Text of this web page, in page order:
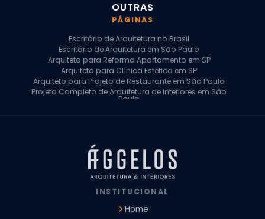
OUTRAS
PÁGINAS
Escritório de Arquitetura no Brasil
Escritório de Arquitetura em São Paulo
Arquiteto para Reforma Apartamento em SP
Arquiteto para Clínica Estética em SP
Arquiteto para Projeto de Restaurante em São Paulo
Projeto Completo de Arquitetura de Interiores em São
Paulo
Arquiteto para Projeto Comercial em São Paulo
Arquiteto Comercial
Arquiteto para Reforma de Apartamento
Arquiteto para Reforma Residencial
Arquitetura para Reforma de Casas
Design de Interiores Apartamentos
INSTITUCIONAL
Home